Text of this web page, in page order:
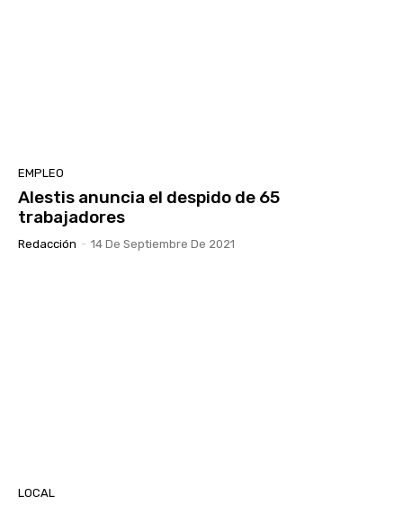
EMPLEO
Alestis anuncia el despido de 65
trabajadores
Redacción - 14 De Septiembre De 2021
LOCAL